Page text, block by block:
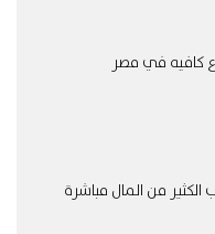
كافيه في مصر
من المال مباشرة